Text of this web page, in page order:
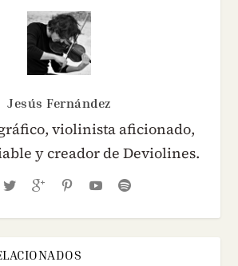
Jesús Fernández
violinista aficionado,
y creador de Deviolines.